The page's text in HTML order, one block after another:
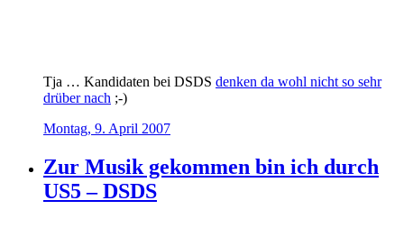
Tja … Kandidaten bei DSDS denken da wohl nicht so sehr
drüber nach ;-)
Montag, 9. April 2007
Zur Musik gekommen bin ich durch
US5 – DSDS